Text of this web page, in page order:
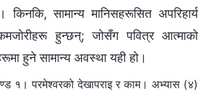
सामान्य मानिसहरूसित अपरिहार्य
हुन्छन्; जोसँग पवित्र आत्माको
हुने सामान्य अवस्था यही हो।
१। परमेश्‍वरको देखापराइ र काम। अभ्यास (४)